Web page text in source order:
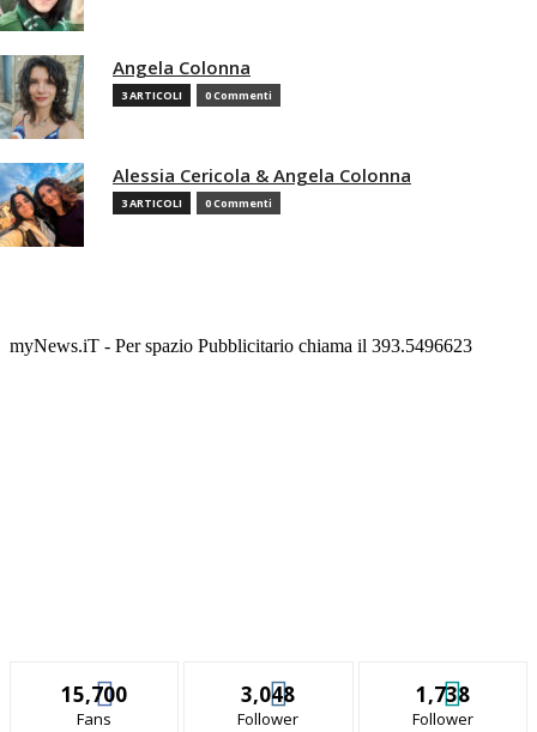
Angela Colonna
3 ARTICOLI 0 Commenti
Alessia Cericola & Angela Colonna
3 ARTICOLI 0 Commenti
myNews.iT - Per spazio Pubblicitario chiama il 393.5496623
15,700
Fans
3,048
Follower
1,738
Follower